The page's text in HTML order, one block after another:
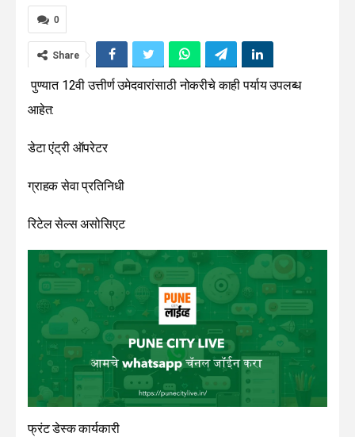
0
Share
पुण्यात 12वी उत्तीर्ण उमेदवारांसाठी नोकरीचे काही पर्याय उपलब्ध
आहेत:
डेटा एंट्री ऑपरेटर
ग्राहक सेवा प्रतिनिधी
रिटेल सेल्स असोसिएट
फ्रंट डेस्क कार्यकारी